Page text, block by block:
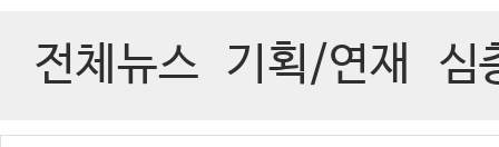
전체뉴스 기획/연재 심